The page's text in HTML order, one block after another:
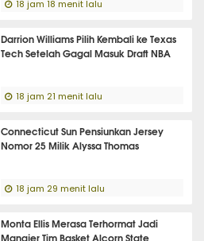
18 jam 18 menit lalu
Darrion Williams Pilih Kembali ke Texas
Tech Setelah Gagal Masuk Draft NBA
18 jam 21 menit lalu
Connecticut Sun Pensiunkan Jersey
Nomor 25 Milik Alyssa Thomas
18 jam 29 menit lalu
Monta Ellis Merasa Terhormat Jadi
Manajer Tim Basket Alcorn State